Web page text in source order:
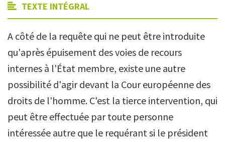
TEXTE INTÉGRAL
A côté de la requête qui ne peut être introduite
qu'après épuisement des voies de recours
internes à l'État membre, existe une autre
possibilité d'agir devant la Cour européenne des
droits de l'homme. C'est la tierce intervention, qui
peut être effectuée par toute personne
intéressée autre que le requérant si le président